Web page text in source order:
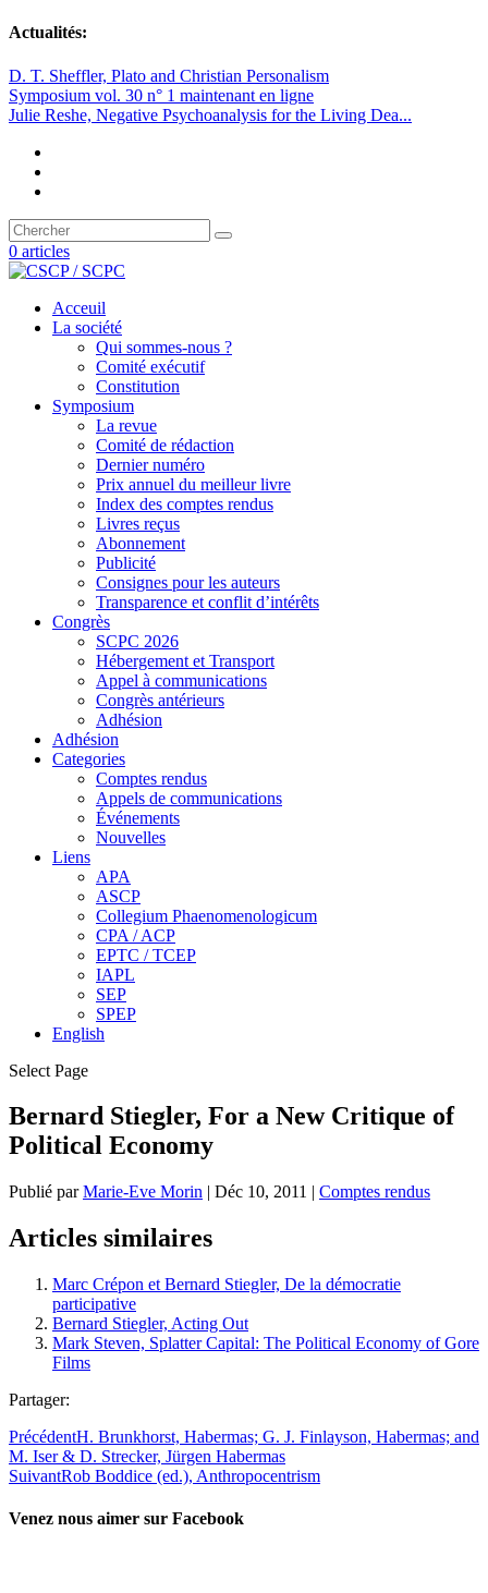
Actualités:
D. T. Sheffler, Plato and Christian Personalism
Symposium vol. 30 n° 1 maintenant en ligne
Julie Reshe, Negative Psychoanalysis for the Living Dea...
0 articles
Acceuil
La société
Qui sommes-nous ?
Comité exécutif
Constitution
Symposium
La revue
Comité de rédaction
Dernier numéro
Prix annuel du meilleur livre
Index des comptes rendus
Livres reçus
Abonnement
Publicité
Consignes pour les auteurs
Transparence et conflit d’intérêts
Congrès
SCPC 2026
Hébergement et Transport
Appel à communications
Congrès antérieurs
Adhésion
Adhésion
Categories
Comptes rendus
Appels de communications
Événements
Nouvelles
Liens
APA
ASCP
Collegium Phaenomenologicum
CPA / ACP
EPTC / TCEP
IAPL
SEP
SPEP
English
Select Page
Bernard Stiegler, For a New Critique of
Political Economy
Publié parMarie-Eve Morin | Déc 10, 2011 | Comptes rendus
Articles similaires
Marc Crépon et Bernard Stiegler, De la démocratie
participative
Bernard Stiegler, Acting Out
Mark Steven, Splatter Capital: The Political Economy of Gore
Films
Partager:
PrécédentH. Brunkhorst, Habermas; G. J. Finlayson, Habermas; and
M. Iser & D. Strecker, Jürgen Habermas
SuivantRob Boddice (ed.), Anthropocentrism
Venez nous aimer sur Facebook